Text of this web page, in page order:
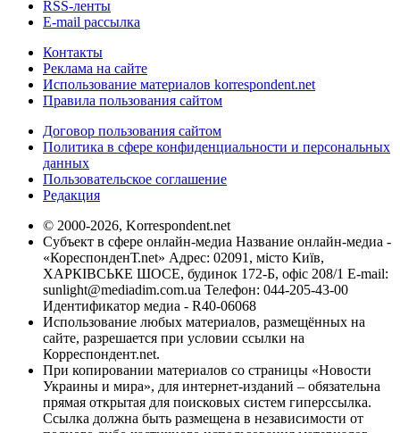
RSS-ленты
E-mail рассылка
Контакты
Реклама на сайте
Использование материалов korrespondent.net
Правила пользования сайтом
Договор пользования сайтом
Политика в сфере конфиденциальности и персональных
данных
Пользовательское соглашение
Редакция
© 2000-2026, Korrespondent.net
Субъект в сфере онлайн-медиа Название онлайн-медиа -
«КореспонденТ.net» Адрес: 02091, місто Київ,
ХАРКІВСЬКЕ ШОСЕ, будинок 172-Б, офіс 208/1 E-mail:
sunlight@mediadim.com.ua Телефон: 044-205-43-00
Идентификатор медиа - R40-06068
Использование любых материалов, размещённых на
сайте, разрешается при условии ссылки на
Корреспондент.net.
При копировании материалов со страницы «Новости
Украины и мира», для интернет-изданий – обязательна
прямая открытая для поисковых систем гиперссылка.
Ссылка должна быть размещена в независимости от